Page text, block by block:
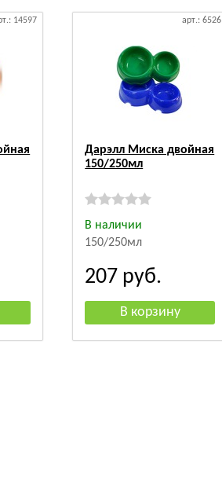
14597 арт.: 6526
Дарэлл Миска двойная
150/250мл
В наличии
150/250мл
207 руб.